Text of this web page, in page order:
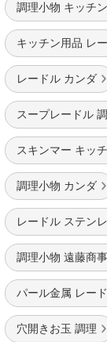
調理小物 キッチ
キッチン用品 レ
レードル カンダ
スープレードル
スキンマー キッ
調理小物 カンダ
レードル ステン
調理小物 遠藤商事
パール金属 レー
穴開きお玉 調理